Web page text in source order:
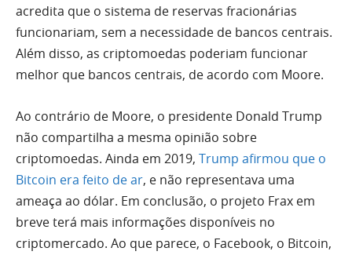
acredita que o sistema de reservas fracionárias
funcionariam, sem a necessidade de bancos centrais.
Além disso, as criptomoedas poderiam funcionar
melhor que bancos centrais, de acordo com Moore.
Ao contrário de Moore, o presidente Donald Trump
não compartilha a mesma opinião sobre
criptomoedas. Ainda em 2019, Trump afirmou que o
Bitcoin era feito de ar, e não representava uma
ameaça ao dólar. Em conclusão, o projeto Frax em
breve terá mais informações disponíveis no
criptomercado. Ao que parece, o Facebook, o Bitcoin,